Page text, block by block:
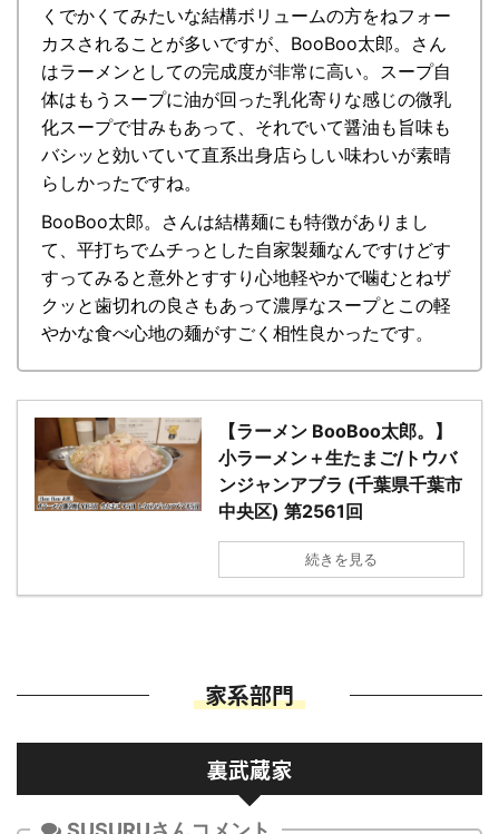
くでかくてみたいな結構ボリュームの方をねフォー
カスされることが多いですが、BooBoo太郎。さん
はラーメンとしての完成度が非常に高い。スープ自
体はもうスープに油が回った乳化寄りな感じの微乳
化スープで甘みもあって、それでいて醤油も旨味も
バシッと効いていて直系出身店らしい味わいが素晴
らしかったですね。
BooBoo太郎。さんは結構麺にも特徴がありまし
て、平打ちでムチっとした自家製麺なんですけどす
すってみると意外とすすり心地軽やかで噛むとねザ
クッと歯切れの良さもあって濃厚なスープとこの軽
やかな食べ心地の麺がすごく相性良かったです。
【ラーメン BooBoo太郎。】
小ラーメン＋生たまご/トウバ
ンジャンアブラ (千葉県千葉市
中央区) 第2561回
続きを見る
家系部門
裏武蔵家